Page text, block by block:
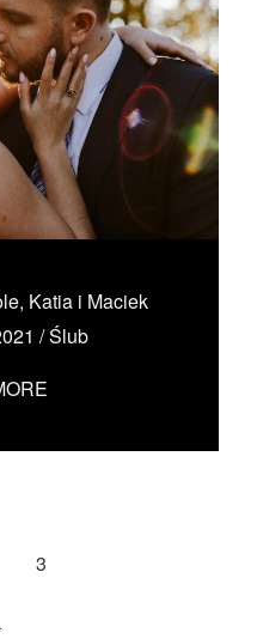
Katia i Maciek
/Ślub
3